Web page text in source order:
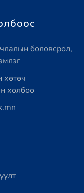
боловсрол,
хөтөч
холбоо